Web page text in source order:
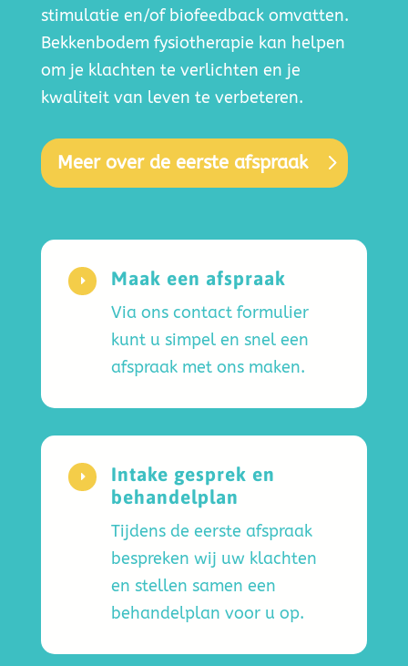
stimulatie en/of biofeedback omvatten.
Bekkenbodem fysiotherapie kan helpen
om je klachten te verlichten en je
kwaliteit van leven te verbeteren.
Meer over de eerste afspraak
E Maak een afspraak
Via ons contact formulier
kunt u simpel en snel een
afspraak met ons maken.
E
Intake gesprek en
behandelplan
Tijdens de eerste afspraak
bespreken wij uw klachten
en stellen samen een
behandelplan voor u op.